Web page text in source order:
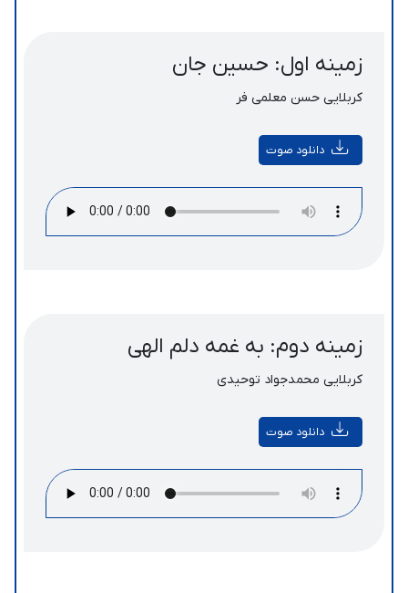
زمینه اول: حسین جان
کربلایی حسن معلمی فر
دانلود صوت
زمینه دوم: به غمه دلم الهی
کربلایی محمدجواد توحیدی
دانلود صوت